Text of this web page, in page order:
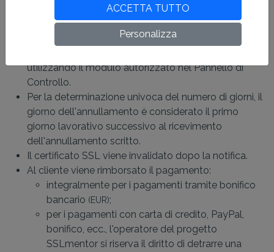
Un certificato S/MIME può essere annullato entro 15
utilizzando il modulo autorizzato nel Pannello di
Controllo.
Per la determinazione univoca del numero di giorni, il
giorno dell'annullamento è considerato il primo
giorno lavorativo successivo al ricevimento
dell'annullamento scritto.
Il certificato SSL viene invalidato dopo la notifica.
Al cliente viene rimborsato il pagamento:
integralmente per i pagamenti tramite bonifico
bancario (EUR);
per i pagamenti con carta di credito, PayPal,
bonifico, ecc., l'operatore del progetto
SSLmentor si riserva il diritto di detrarre una
ACCETTA TUTTO
Personalizza